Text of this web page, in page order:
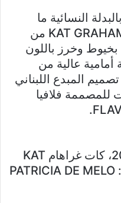
النسائية ما
ارتدته المغنية كات غراهام KAT GRAHAM من
وخرز باللون
أمامية عالية من
المبدع اللبناني
فلافيا
مهرجان كان السينمائي 2023، كات غراهام KAT
GRAHAM، ( مصدر الصورة: PATRICIA DE MELO